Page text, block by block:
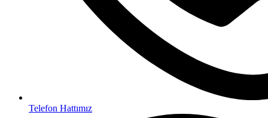
Telefon Hattımız